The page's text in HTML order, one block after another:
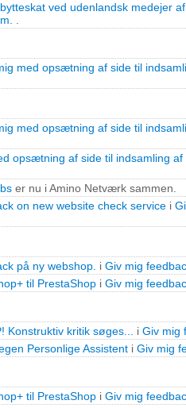
ved udenlandsk medejer
med opsætning af side til
med opsætning af side til
opsætning af side til indsamling af
er nu i Amino Netværk sammen.
on new website check service i
på ny webshop. i Giv mig
til PrestaShop i Giv mig
Konstruktiv kritik søges... i Giv mig
Personlige Assistent i Giv mig
til PrestaShop i Giv mig
af oplysninger fra